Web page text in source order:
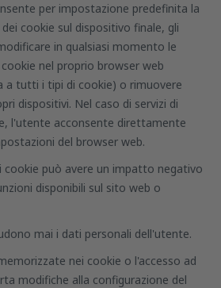
per impostazione predefinita la
cookie sul dispositivo finale, gli
in qualsiasi momento le
nel proprio browser web
a tutti i tipi di cookie) o rimuovere
dispositivi. Nel caso di servizi di
l'utente acconsente direttamente
del browser web.
cookie può avere un impatto negativo
disponibili sul sito web o
mai i dati personali dell'utente.
nei cookie o l'accesso ad
modifiche alla configurazione del